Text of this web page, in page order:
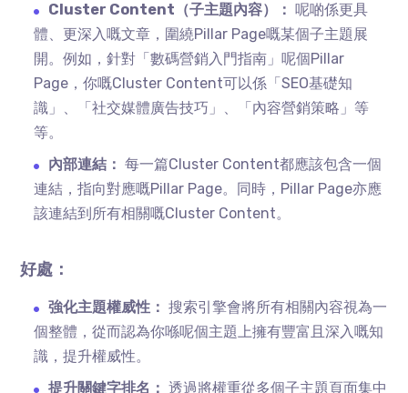
Cluster Content（子主題內容）： 呢啲係更具
體、更深入嘅文章，圍繞Pillar Page嘅某個子主題展
開。例如，針對「數碼營銷入門指南」呢個Pillar
Page，你嘅Cluster Content可以係「SEO基礎知
識」、「社交媒體廣告技巧」、「內容營銷策略」等
等。
內部連結： 每一篇Cluster Content都應該包含一個
連結，指向對應嘅Pillar Page。同時，Pillar Page亦應
該連結到所有相關嘅Cluster Content。
好處：
強化主題權威性： 搜索引擎會將所有相關內容視為一
個整體，從而認為你喺呢個主題上擁有豐富且深入嘅知
識，提升權威性。
提升關鍵字排名： 透過將權重從多個子主題頁面集中